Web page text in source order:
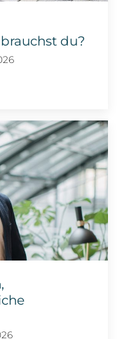
du?